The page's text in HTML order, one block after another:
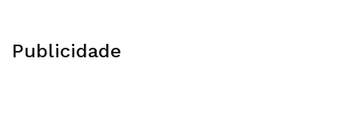
Publicidade